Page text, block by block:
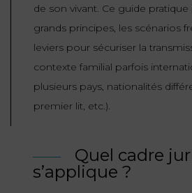
SUCCESSION
CALCULER
VOS
INDEMNITÉ DE
PENSION
DROIT
DU
TRAVAIL
ADMINISTRATIF
DU
NUMÉRIQUE
ET
PROPRIÉTÉ
INTELLECTUELLE
ENTREPRISES
EN LIGNE
de son vivant. Ce guide
grands principes, les scénarios
leviers pour sécuriser la
contexte familial parfois
plusieurs pays, nationalités
premier lit, etc.).
Quel cadre
s’applique ?